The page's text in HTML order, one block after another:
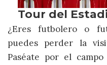
¿Eres futbolero o
puedes perder la
Paséate por el